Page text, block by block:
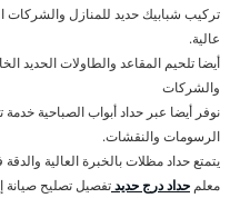
تركيب شبابيك حديد للمنازل والشركات
عالية.
أيضا تلحيم المقاعد والطاولات الحديد
والشركات
نوفر أيضا عبر حداد أبواب الصباحية
الرسومات والنقشات.
يتمتع حداد مظلات بالخبرة العالية
معلم حداد درج حديدتفصيل تصليح صيانة